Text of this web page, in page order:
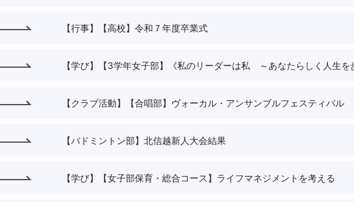
【行事】 【高校】令和７年度卒業式
【学び】 【3学年女子部】《私のリーダーは私 ～あなたらしく人生
【クラブ活動】 【合唱部】ヴォーカル・アンサンブルフェスティバル
【バドミントン部】北信越新人大会結果
【学び】 【女子部保育・総合コース】ライフマネジメントを考える